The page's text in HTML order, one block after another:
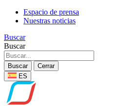
Espacio de prensa
Nuestras noticias
Buscar
Buscar
Buscar
Cerrar
ES